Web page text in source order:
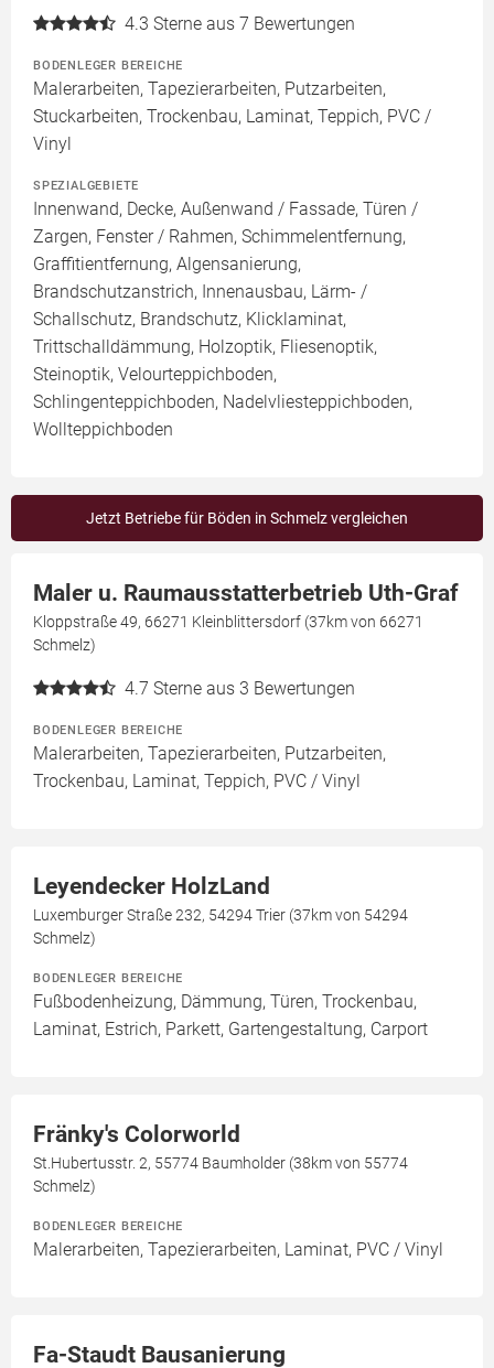
4.3 Sterne aus 7 Bewertungen
BODENLEGER BEREICHE
Malerarbeiten, Tapezierarbeiten, Putzarbeiten,
Stuckarbeiten, Trockenbau, Laminat, Teppich, PVC /
Vinyl
SPEZIALGEBIETE
Innenwand, Decke, Außenwand / Fassade, Türen /
Zargen, Fenster / Rahmen, Schimmelentfernung,
Graffitientfernung, Algensanierung,
Brandschutzanstrich, Innenausbau, Lärm- /
Schallschutz, Brandschutz, Klicklaminat,
Trittschalldämmung, Holzoptik, Fliesenoptik,
Steinoptik, Velourteppichboden,
Schlingenteppichboden, Nadelvliesteppichboden,
Wollteppichboden
Jetzt Betriebe für Böden in Schmelz vergleichen
Maler u. Raumausstatterbetrieb Uth-Graf
Kloppstraße 49, 66271 Kleinblittersdorf (37km von 66271
Schmelz)
4.7 Sterne aus 3 Bewertungen
BODENLEGER BEREICHE
Malerarbeiten, Tapezierarbeiten, Putzarbeiten,
Trockenbau, Laminat, Teppich, PVC / Vinyl
Leyendecker HolzLand
Luxemburger Straße 232, 54294 Trier (37km von 54294
Schmelz)
BODENLEGER BEREICHE
Fußbodenheizung, Dämmung, Türen, Trockenbau,
Laminat, Estrich, Parkett, Gartengestaltung, Carport
Fränky's Colorworld
St.Hubertusstr. 2, 55774 Baumholder (38km von 55774
Schmelz)
BODENLEGER BEREICHE
Malerarbeiten, Tapezierarbeiten, Laminat, PVC / Vinyl
Fa-Staudt Bausanierung